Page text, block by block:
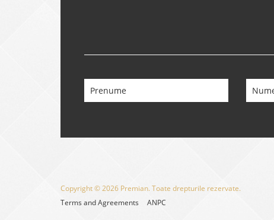
Copyright © 2026 Premian. Toate drepturile rezervate.
Terms and Agreements
ANPC